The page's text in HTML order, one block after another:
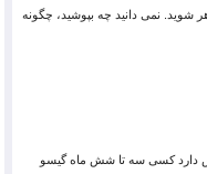
شوید. نمی دانید چه بپوشید، چگونه
دارد کسی سه تا شش ماه گیسو